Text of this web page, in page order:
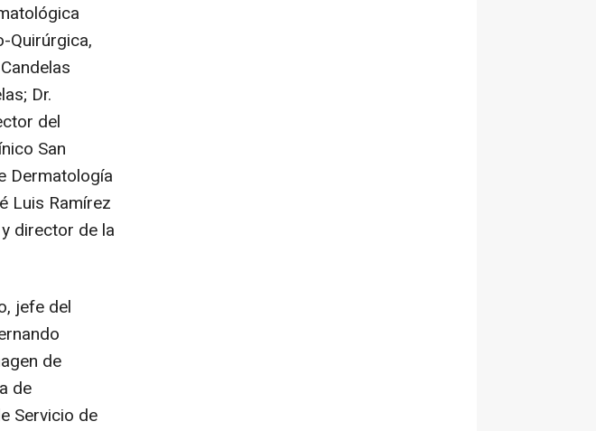
Quirúrgica,
Dr.
del
San
Dermatología
Luis Ramírez
director de la
jefe del
de
de
Servicio de